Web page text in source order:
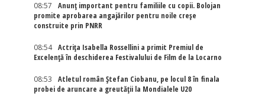
08:57
Anunț important pentru familiile cu copii. Bolojan
promite aprobarea angajărilor pentru noile creșe
construite prin PNRR
08:54
Actriţa Isabella Rossellini a primit Premiul de
Excelenţă în deschiderea Festivalului de Film de la Locarno
08:53
Atletul român Ștefan Ciobanu, pe locul 8 în finala
probei de aruncare a greutății la Mondialele U20